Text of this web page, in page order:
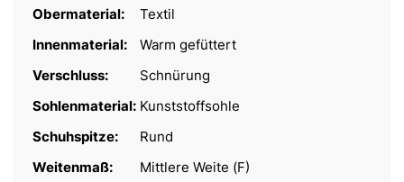
Obermaterial:
Textil
Innenmaterial:
Warm gefüttert
Verschluss:
Schnürung
Sohlenmaterial: Kunststoffsohle
Schuhspitze:
Rund
Weitenmaß:
Mittlere Weite (F)